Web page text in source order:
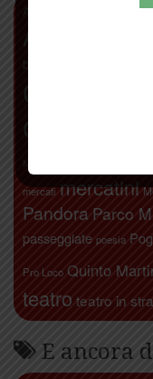
Abbazia di San Giusto
Artimino
biodistretto+
Carmignano
Comeana
mercati mercatini
Pandora Parco
passeggiate poesia
Pro Loco Quinto
teatro teatro in
E ancora